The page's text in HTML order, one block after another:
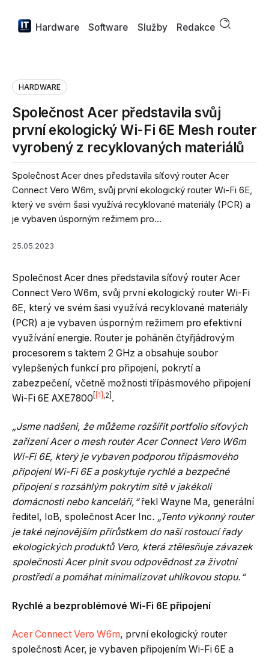
Hardware Software Služby Redakce
HARDWARE
Společnost Acer představila svůj
první ekologický Wi-Fi 6E Mesh router
vyrobený z recyklovaných materiálů
Společnost Acer dnes představila síťový router Acer
Connect Vero W6m, svůj první ekologický router Wi-Fi 6E,
který ve svém šasi využívá recyklované materiály (PCR) a
je vybaven úsporným režimem pro...
25.05.2023
Společnost Acer dnes představila síťový router Acer
Connect Vero W6m, svůj první ekologický router Wi-Fi
6E, který ve svém šasi využívá recyklované materiály
(PCR) a je vybaven úsporným režimem pro efektivní
využívání energie. Router je poháněn čtyřjádrovým
procesorem s taktem 2 GHz a obsahuje soubor
vylepšených funkcí pro připojení, pokrytí a
zabezpečení, včetně možnosti třípásmového připojení
Wi-Fi 6E AXE7800
[1] ,2] .
„Jsme nadšeni, že můžeme rozšířit portfolio síťových
zařízení Acer o mesh router Acer Connect Vero W6m
Wi-Fi 6E, který je vybaven podporou třípásmového
připojení Wi-Fi 6E a poskytuje rychlé a bezpečné
připojení s rozsáhlým pokrytím sítě v jakékoli
domácnosti nebo kanceláři,“řekl Wayne Ma, generální
ředitel, IoB, společnost Acer Inc. „Tento výkonný router
je také nejnovějším přírůstkem do naší rostoucí řady
ekologických produktů Vero, která ztělesňuje závazek
společnosti Acer plnit svou odpovědnost za životní
prostředí a pomáhat minimalizovat uhlíkovou stopu.“
Rychlé a bezproblémové Wi-Fi 6E připojení
Acer Connect Vero W6m, první ekologický router
společnosti Acer, je vybaven připojením Wi-Fi 6E a